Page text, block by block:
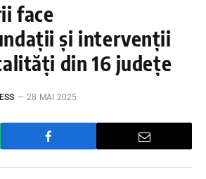
face
și intervenții
din 16 județe
28 MAI 2025